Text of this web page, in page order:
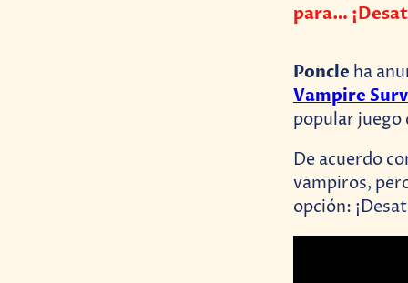
para…
Poncle ha
Vampire
popular
De acuerdo
vampiros,
opción: